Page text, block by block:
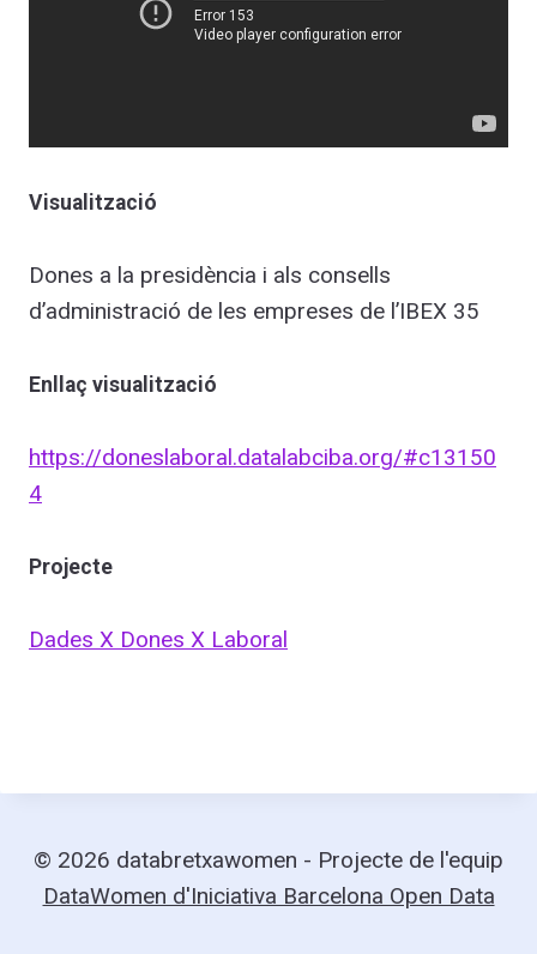
Visualització
Dones a la presidència i als consells
d’administració de les empreses de l’IBEX 35
Enllaç visualització
https://doneslaboral.datalabciba.org/#c13150
4
Projecte
Dades X Dones X Laboral
© 2026 databretxawomen - Projecte de l'equip
DataWomen d'Iniciativa Barcelona Open Data